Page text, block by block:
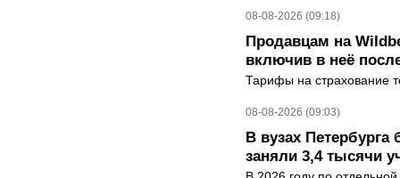
08-08-2026 (09:18)
Продавцам на
включив в неё
Тарифы на страхование
08-08-2026 (09:03)
В вузах
заняли 3,4 тысячи